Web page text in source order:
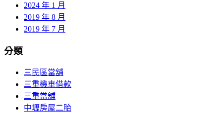
2024 年 1 月
2019 年 8 月
2019 年 7 月
分類
三民區當舖
三重機車借款
三重當舖
中壢房屋二胎